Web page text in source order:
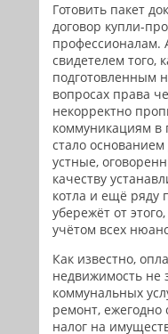
Готовить пакет
договор купли-
профессионалам.
свидетелем того,
подготовленным
вопросах права
некорректно
коммуникациям в
стало
устные,
качеству
котла и ещё ряду
убережёт от
учётом всех
Как известно,
недвижимость не
коммунальных
ремонт, ежегодно
налог на